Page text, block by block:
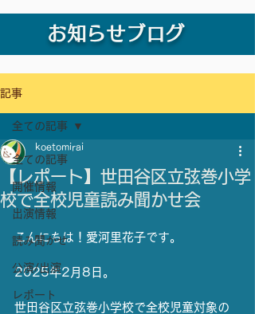
お知らせブログ
記事
全ての記事
開催情報
出演情報
読み聞かせ
公演/出演
レポート
全ての記事
【レポート】世田谷区立弦巻小学
校で全校児童読み聞かせ会
koetomirai
こんにちは！愛河里花子です。
2025年2月8日。
世田谷区立弦巻小学校で全校児童対象の